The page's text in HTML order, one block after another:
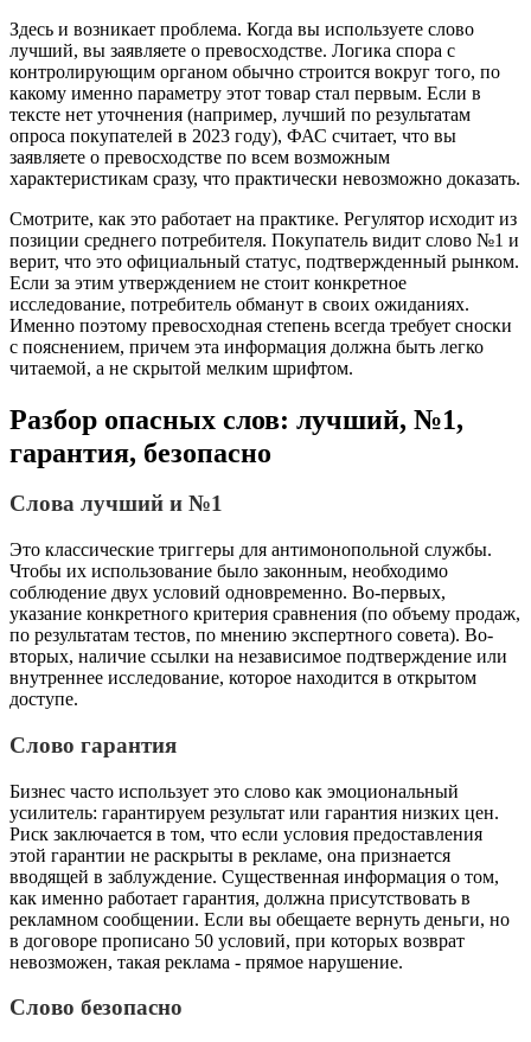
Здесь и возникает проблема. Когда вы используете слово
лучший, вы заявляете о превосходстве. Логика спора с
контролирующим органом обычно строится вокруг того, по
какому именно параметру этот товар стал первым. Если в
тексте нет уточнения (например, лучший по результатам
опроса покупателей в 2023 году), ФАС считает, что вы
заявляете о превосходстве по всем возможным
характеристикам сразу, что практически невозможно доказать.
Смотрите, как это работает на практике. Регулятор исходит из
позиции среднего потребителя. Покупатель видит слово №1 и
верит, что это официальный статус, подтвержденный рынком.
Если за этим утверждением не стоит конкретное
исследование, потребитель обманут в своих ожиданиях.
Именно поэтому превосходная степень всегда требует сноски
с пояснением, причем эта информация должна быть легко
читаемой, а не скрытой мелким шрифтом.
Разбор опасных слов: лучший, №1,
гарантия, безопасно
Слова лучший и №1
Это классические триггеры для антимонопольной службы.
Чтобы их использование было законным, необходимо
соблюдение двух условий одновременно. Во-первых,
указание конкретного критерия сравнения (по объему продаж,
по результатам тестов, по мнению экспертного совета). Во-
вторых, наличие ссылки на независимое подтверждение или
внутреннее исследование, которое находится в открытом
доступе.
Слово гарантия
Бизнес часто использует это слово как эмоциональный
усилитель: гарантируем результат или гарантия низких цен.
Риск заключается в том, что если условия предоставления
этой гарантии не раскрыты в рекламе, она признается
вводящей в заблуждение. Существенная информация о том,
как именно работает гарантия, должна присутствовать в
рекламном сообщении. Если вы обещаете вернуть деньги, но
в договоре прописано 50 условий, при которых возврат
невозможен, такая реклама - прямое нарушение.
Слово безопасно